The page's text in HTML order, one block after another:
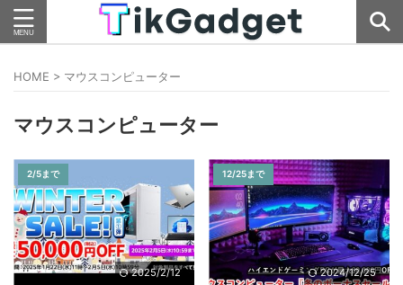
HOME > マウスコンピューター
マウスコンピューター
2/5まで
2025/2/12
12/25まで
2024/12/25